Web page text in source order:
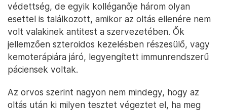
védettség, de egyik kolléganője három olyan
esettel is találkozott, amikor az oltás ellenére nem
volt valakinek antitest a szervezetében. Ők
jellemzően szteroidos kezelésben részesülő, vagy
kemoterápiára járó, legyengített immunrendszerű
páciensek voltak.
Az orvos szerint nagyon nem mindegy, hogy az
oltás után ki milyen tesztet végeztet el, ha meg